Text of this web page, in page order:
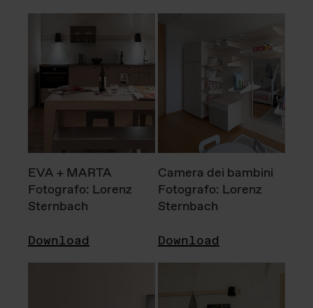
EVA + MARTA
Fotografo: Lorenz
Sternbach
Download
Camera dei bambini
Fotografo: Lorenz
Sternbach
Download